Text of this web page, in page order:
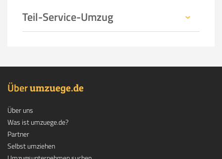
Teil-Service-Umzug
Überumzuege.de
Über uns
Was ist umzuege.de?
Partner
Selbst umziehen